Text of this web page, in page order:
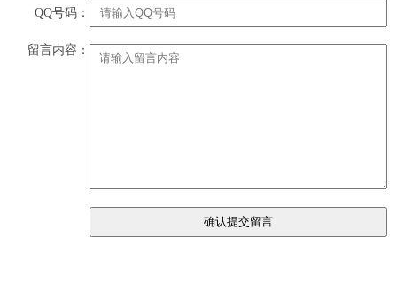
QQ号码：
留言内容：